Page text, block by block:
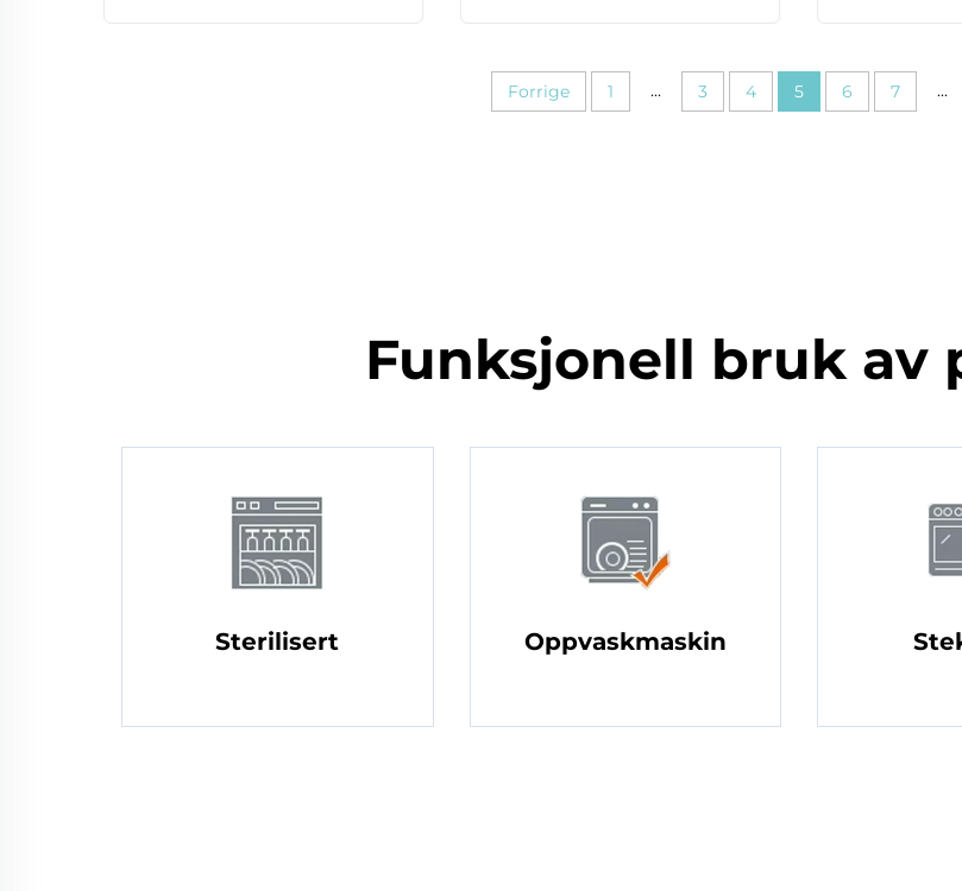
Forrige 1 ... 3 4 5 6 7 ...
Funksjonell bruk av
Sterilisert Oppvaskmaskin